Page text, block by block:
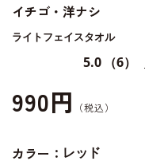
イチゴ・洋ナシ
ライトフェイスタオル
5.0 （6）
990円
カラー： レッド